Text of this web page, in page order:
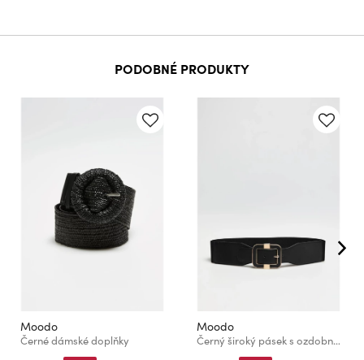
PODOBNÉ PRODUKTY
Moodo
Černé dámské doplňky
Moodo
Černý široký pásek s ozdobnou sponou Moodo